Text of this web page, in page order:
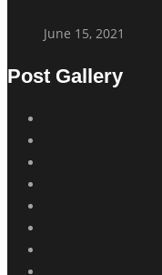
June 15, 2021
Post Gallery